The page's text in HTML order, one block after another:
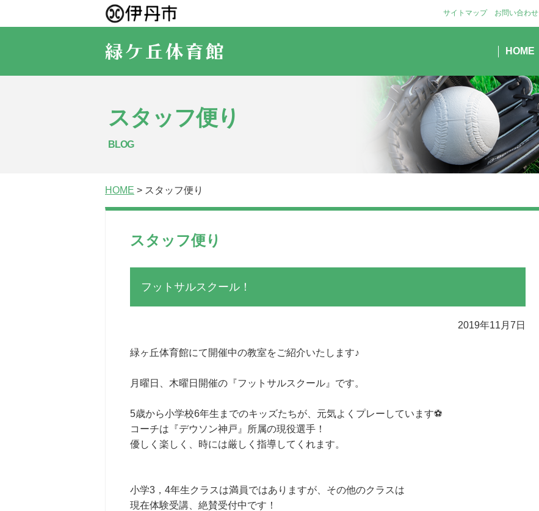
サイトマップ お問い合わせ
HOME
スタッフ便り
BLOG
HOME > スタッフ便り
スタッフ便り
フットサルスクール！
2019年11月7日
緑ヶ丘体育館にて開催中の教室をご紹介いたします♪
月曜日、木曜日開催の『フットサルスクール』です。
5歳から小学校6年生までのキッズたちが、元気よくプレーしています⚽
コーチは『デウソン神戸』所属の現役選手！
優しく楽しく、時には厳しく指導してくれます。
小学3，4年生クラスは満員ではありますが、その他のクラスは
現在体験受講、絶賛受付中です！